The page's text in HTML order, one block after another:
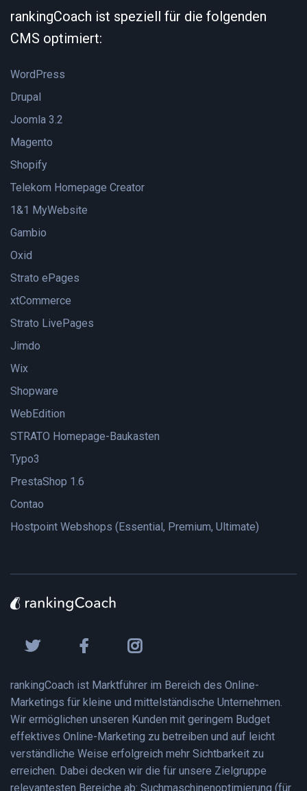
rankingCoach ist speziell für die folgenden
CMS optimiert:
WordPress
Drupal
Joomla 3.2
Magento
Shopify
Telekom Homepage Creator
1&1 MyWebsite
Gambio
Oxid
Strato ePages
xtCommerce
Strato LivePages
Jimdo
Wix
Shopware
WebEdition
STRATO Homepage-Baukasten
Typo3
PrestaShop 1.6
Contao
Hostpoint Webshops (Essential, Premium, Ultimate)
rankingCoach ist Marktführer im Bereich des Online-
Marketings für kleine und mittelständische Unternehmen.
Wir ermöglichen unseren Kunden mit geringem Budget
effektives Online-Marketing zu betreiben und auf leicht
verständliche Weise erfolgreich mehr Sichtbarkeit zu
erreichen. Dabei decken wir die für unsere Zielgruppe
relevantesten Bereiche ab: Suchmaschinenoptimierung (für